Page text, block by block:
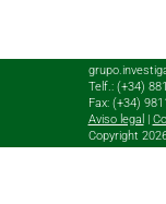
Telf.: (+34)
Fax: (+34)
Aviso legal
Copyright